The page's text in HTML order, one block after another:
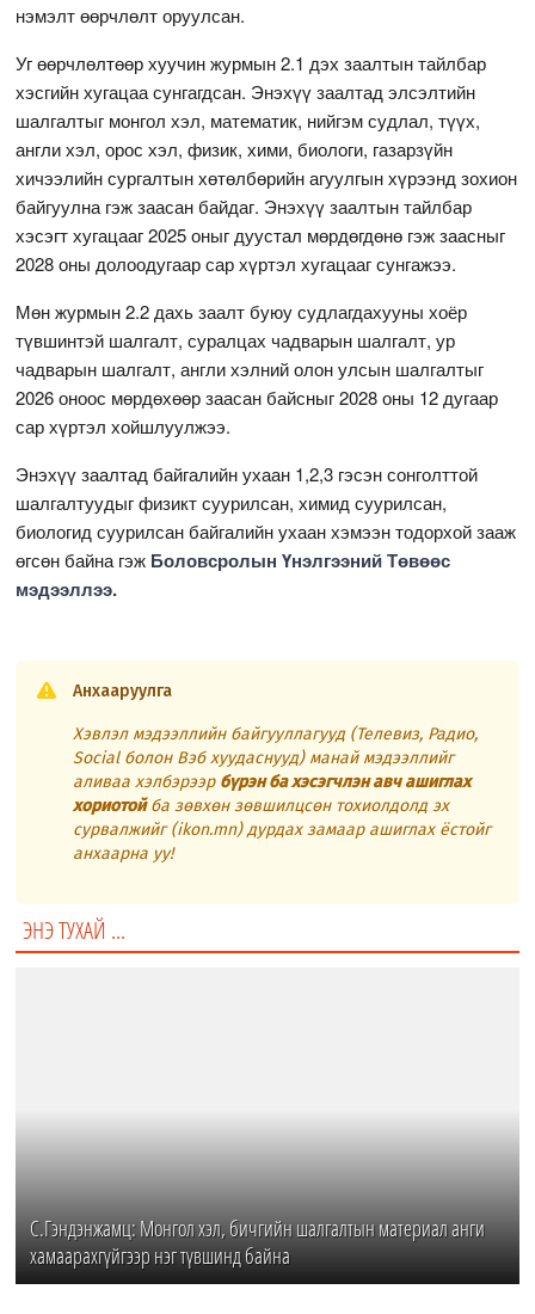
нэмэлт өөрчлөлт оруулсан.
Уг өөрчлөлтөөр хуучин журмын 2.1 дэх заалтын тайлбар
хэсгийн хугацаа сунгагдсан. Энэхүү заалтад элсэлтийн
шалгалтыг монгол хэл, математик, нийгэм судлал, түүх,
англи хэл, орос хэл, физик, хими, биологи, газарзүйн
хичээлийн сургалтын хөтөлбөрийн агуулгын хүрээнд зохион
байгуулна гэж заасан байдаг. Энэхүү заалтын тайлбар
хэсэгт хугацааг 2025 оныг дуустал мөрдөгдөнө гэж заасныг
2028 оны долоодугаар сар хүртэл хугацааг сунгажээ.
Мөн журмын 2.2 дахь заалт буюу судлагдахууны хоёр
түвшинтэй шалгалт, суралцах чадварын шалгалт, ур
чадварын шалгалт, англи хэлний олон улсын шалгалтыг
2026 оноос мөрдөхөөр заасан байсныг 2028 оны 12 дугаар
сар хүртэл хойшлуулжээ.
Энэхүү заалтад байгалийн ухаан 1,2,3 гэсэн сонголттой
шалгалтуудыг физикт суурилсан, химид суурилсан,
биологид суурилсан байгалийн ухаан хэмээн тодорхой зааж
өгсөн байна гэж Боловсролын Үнэлгээний Төвөөс
мэдээллээ.
Анхааруулга
Хэвлэл мэдээллийн байгууллагууд (Телевиз, Радио,
Social болон Вэб хуудаснууд) манай мэдээллийг
аливаа хэлбэрээр бүрэн ба хэсэгчлэн авч ашиглах
хориотойба зөвхөн зөвшилцсөн тохиолдолд эх
сурвалжийг (ikon.mn) дурдах замаар ашиглах ёстойг
анхаарна уу!
ЭНЭ ТУХАЙ ...
С.Гэндэнжамц: Монгол хэл, бичгийн шалгалтын материал анги
хамаарахгүйгээр нэг түвшинд байна